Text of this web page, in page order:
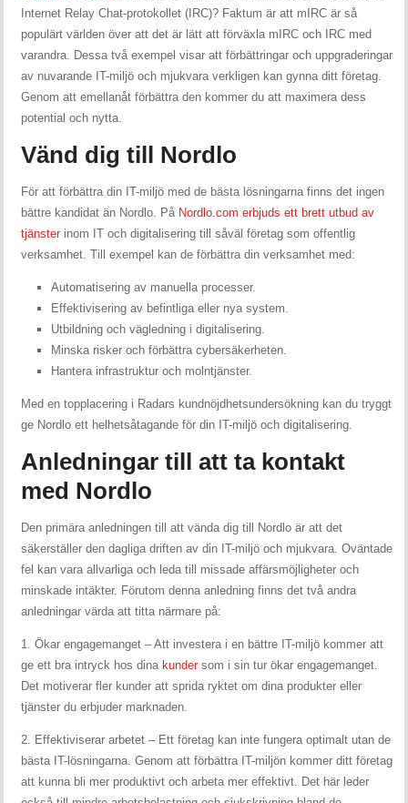
Internet Relay Chat-protokollet (IRC)? Faktum är att mIRC är så
populärt världen över att det är lätt att förväxla mIRC och IRC med
varandra. Dessa två exempel visar att förbättringar och uppgraderingar
av nuvarande IT-miljö och mjukvara verkligen kan gynna ditt företag.
Genom att emellanåt förbättra den kommer du att maximera dess
potential och nytta.
Vänd dig till Nordlo
För att förbättra din IT-miljö med de bästa lösningarna finns det ingen
bättre kandidat än Nordlo. På Nordlo.com erbjuds ett brett utbud av
tjänster inom IT och digitalisering till såväl företag som offentlig
verksamhet. Till exempel kan de förbättra din verksamhet med:
Automatisering av manuella processer.
Effektivisering av befintliga eller nya system.
Utbildning och vägledning i digitalisering.
Minska risker och förbättra cybersäkerheten.
Hantera infrastruktur och molntjänster.
Med en topplacering i Radars kundnöjdhetsundersökning kan du tryggt
ge Nordlo ett helhetsåtagande för din IT-miljö och digitalisering.
Anledningar till att ta kontakt
med Nordlo
Den primära anledningen till att vända dig till Nordlo är att det
säkerställer den dagliga driften av din IT-miljö och mjukvara. Oväntade
fel kan vara allvarliga och leda till missade affärsmöjligheter och
minskade intäkter. Förutom denna anledning finns det två andra
anledningar värda att titta närmare på:
1. Ökar engagemanget – Att investera i en bättre IT-miljö kommer att
ge ett bra intryck hos dina kunder som i sin tur ökar engagemanget.
Det motiverar fler kunder att sprida ryktet om dina produkter eller
tjänster du erbjuder marknaden.
2. Effektiviserar arbetet – Ett företag kan inte fungera optimalt utan de
bästa IT-lösningarna. Genom att förbättra IT-miljön kommer ditt företag
att kunna bli mer produktivt och arbeta mer effektivt. Det här leder